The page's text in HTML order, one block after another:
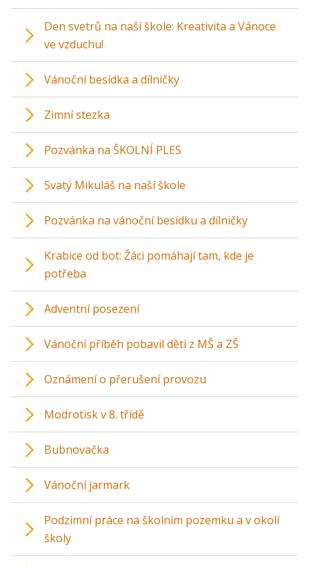
Den svetrů na naší škole: Kreativita a Vánoce
ve vzduchu!
Vánoční besídka a dílničky
Zimní stezka
Pozvánka na ŠKOLNÍ PLES
Svatý Mikuláš na naší škole
Pozvánka na vánoční besídku a dílničky
Krabice od bot: Žáci pomáhají tam, kde je
potřeba
Adventní posezení
Vánoční příběh pobavil děti z MŠ a ZŠ
Oznámení o přerušení provozu
Modrotisk v 8. třídě
Bubnovačka
Vánoční jarmark
Podzimní práce na školním pozemku a v okolí
školy